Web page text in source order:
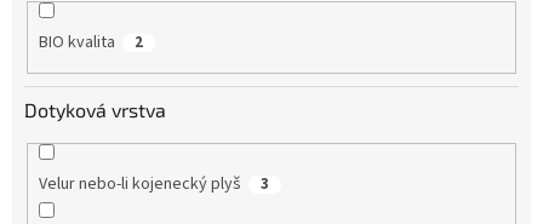
BIO kvalita 2
Dotyková vrstva
Velur nebo-li kojenecký plyš 3